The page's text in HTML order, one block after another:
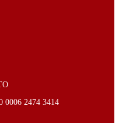
0006 2474 3414